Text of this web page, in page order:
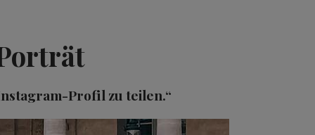
Profil zu teilen.“